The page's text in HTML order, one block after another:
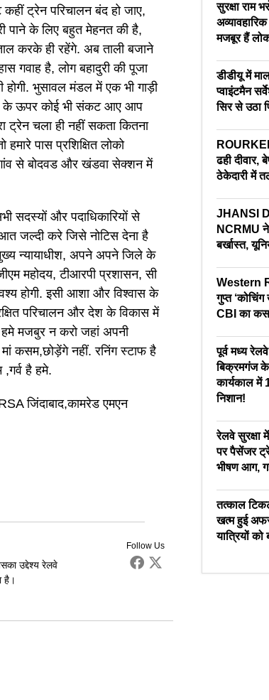
ट्रेन परिचालन बंद हो जाए,
पाने के लिए बहुत मेहनत की है,
करके ही रहेंगे. अब ताली बजाने
गवाह है, लोग बहादुरी की पूजा
भुसावल मंडल में एक भी गाड़ी
के ऊपर कोई भी संकट आए आप
ट्रेन चला ही नहीं सकता कितना
पास प्रशिक्षित लोको
से बोदवड और खंडवा सेक्शन में
सदस्यों और पदाधिकारियों से
जल्दी करे जिसे नोटिस देना है
मुख्य न्यायाधीश, अपने अपने जिले के
महोदय, टीआरपी प्रशासन, सी
होगी. इसी आशा और विश्वास के
परिचालन और देश के विकास में
हमे मजबुर न करो जहां अपनी
मां कसम,छोड़ेंगे नहीं. रनिंग स्टाफ है
है हमे.
जिंदाबाद,कामरेड एमएन
Follow Us
उद्देश्य रेलवे
है।
सुरक्षा राम
मजबूर हैं
डीडीयू में
प्वाइंटमैन
सिर से उठा
ढही दीवार,
ठेकेदारी में
JHANSI
NCRMU
बर्खास्त,
Western
गुप्त
CBI का
पूर्व मध्य
बिक्रमगंज
कार्यकाल में
निशान!
रेलवे सुरक्षा
पर पैसेंजर
भीषण आग,
तत्काल
खत्म हुई
यात्रियों को